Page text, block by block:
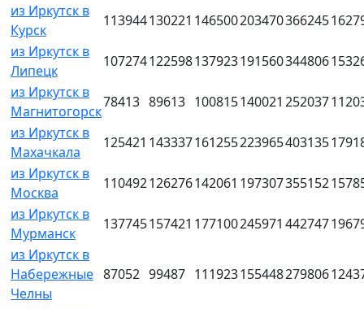
из Иркутск в
Курск
113944130221 146500203470366245
из Иркутск в
Липецк
107274122598137923191560344806
из Иркутск в
Магнитогорск
78413 89613 100815140021 252037
из Иркутск в
Махачкала
125421 143337161255223965403135
из Иркутск в
Москва
110492126276142061 197307355152
из Иркутск в
Мурманск
137745157421 177100245971 442747
из Иркутск в
Набережные
Челны
87052 99487 111923155448279806